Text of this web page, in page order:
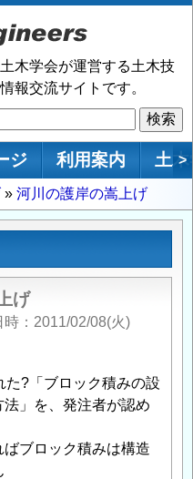
木学会が運営する土木技
報交流サイトです。
ジ 利用案内 土 >
河川の護岸の嵩上げ
げ
時
2011/02/08(火)
た?「ブロック積みの設
」を、発注者が認め
ブロック積みは構造